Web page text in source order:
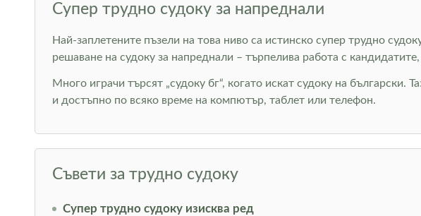
Супер трудно судоку за напреднали
Най-заплетените пъзели на това ниво са истинско супер трудно
решаване на судоку за напреднали – търпелива работа с
Много играчи търсят „судоку бг“, когато искат судоку на български.
и достъпно по всяко време на компютър, таблет или телефон.
Съвети за трудно судоку
Супер трудно судоку изисква ред